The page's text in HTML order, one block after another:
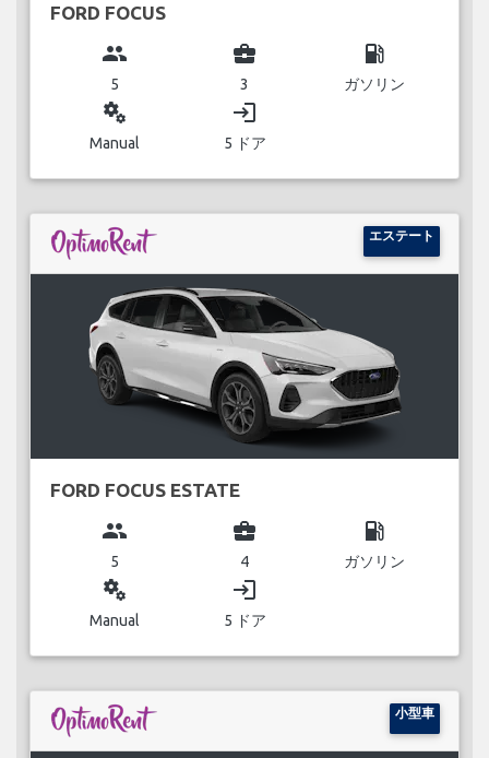
FORD FOCUS
group
5
business_center
3
local_gas_station
ガソリン
miscellaneous_services
Manual
login
5 ドア
エステート
FORD FOCUS ESTATE
group
5
business_center
4
local_gas_station
ガソリン
miscellaneous_services
Manual
login
5 ドア
小型車